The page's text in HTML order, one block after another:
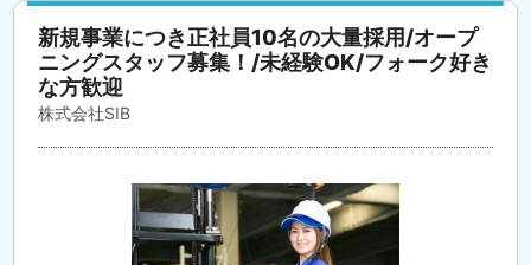
新規事業につき正社員10名の大量採用/オープ
ニングスタッフ募集！/未経験OK/フォーク好き
な方歓迎
株式会社SIB